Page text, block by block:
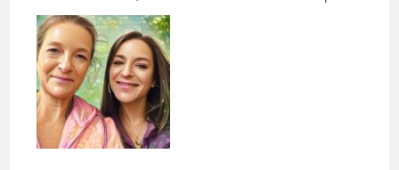
Orgonit, Kraftkarten und gute Energie